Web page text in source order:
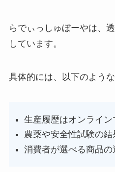
らでぃっしゅぼーやは、
しています。
具体的には、以下のよう
生産履歴はオンライ
農薬や安全性試験の結
消費者が選べる商品